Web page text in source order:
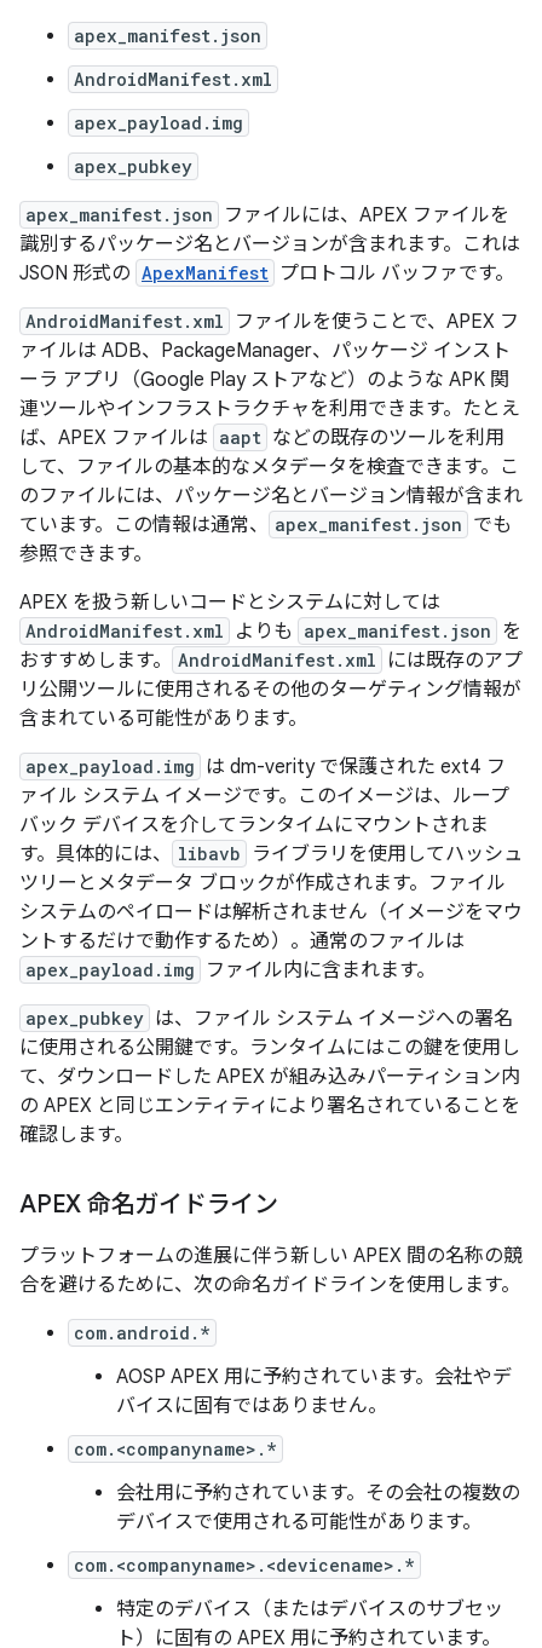
apex_manifest.json
AndroidManifest.xml
apex_payload.img
apex_pubkey
apex_manifest.json
ファイルには、APEX ファイルを
識別するパッケージ名とバージョンが含まれます。これは
JSON 形式の ApexManifest プロトコル バッファです。
AndroidManifest.xml
ファイルを使うことで、APEX フ
ァイルは ADB、PackageManager、パッケージ インスト
ーラ アプリ（Google Play ストアなど）のような APK 関
連ツールやインフラストラクチャを利用できます。たとえ
ば、APEX ファイルは aapt などの既存のツールを利用
して、ファイルの基本的なメタデータを検査できます。こ
のファイルには、パッケージ名とバージョン情報が含まれ
ています。この情報は通常、
apex_manifest.json でも
参照できます。
APEX を扱う新しいコードとシステムに対しては
AndroidManifest.xml よりも apex_manifest.json を
おすすめします。
AndroidManifest.xml
には既存のアプ
リ公開ツールに使用されるその他のターゲティング情報が
含まれている可能性があります。
apex_payload.img は dm-verity で保護された ext4 フ
ァイル システム イメージです。このイメージは、ループ
バック デバイスを介してランタイムにマウントされま
す。具体的には、
libavb
ライブラリを使用してハッシュ
ツリーとメタデータ ブロックが作成されます。ファイル
システムのペイロードは解析されません（イメージをマウ
ントするだけで動作するため）。通常のファイルは
apex_payload.img ファイル内に含まれます。
apex_pubkey は、ファイル システム イメージへの署名
に使用される公開鍵です。ランタイムにはこの鍵を使用し
て、ダウンロードした APEX が組み込みパーティション内
の APEX と同じエンティティにより署名されていることを
確認します。
APEX 命名ガイドライン
プラットフォームの進展に伴う新しい APEX 間の名称の競
合を避けるために、次の命名ガイドラインを使用します。
com.android.*
AOSP APEX 用に予約されています。会社やデ
バイスに固有ではありません。
com.<companyname>.*
会社用に予約されています。その会社の複数の
デバイスで使用される可能性があります。
com.<companyname>.<devicename>.*
特定のデバイス（またはデバイスのサブセッ
ト）に固有の APEX 用に予約されています。